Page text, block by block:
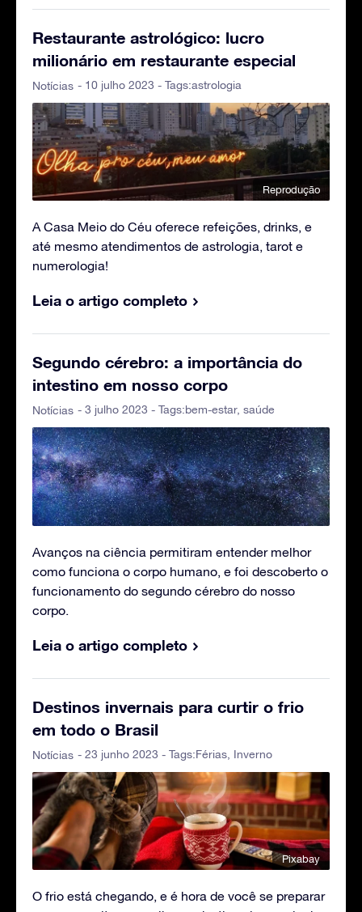
Restaurante astrológico: lucro
milionário em restaurante especial
Notícias - 10 julho 2023 - Tags:astrologia
Reprodução
A Casa Meio do Céu oferece refeições, drinks, e
até mesmo atendimentos de astrologia, tarot e
numerologia!
Leia o artigo completo
Segundo cérebro: a importância do
intestino em nosso corpo
Notícias - 3 julho 2023 - Tags:bem-estar, saúde
Avanços na ciência permitiram entender melhor
como funciona o corpo humano, e foi descoberto o
funcionamento do segundo cérebro do nosso
corpo.
Leia o artigo completo
Destinos invernais para curtir o frio
em todo o Brasil
Notícias - 23 junho 2023 - Tags:Férias Inverno
Pixabay
O frio está chegando, e é hora de você se preparar